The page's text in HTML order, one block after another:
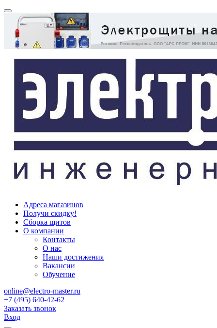
Адреса магазинов
Получи скидку!
Сборка щитов
О компании
Контакты
О нас
Наши достижения
Вакансии
Обучение
online@electro-master.ru
+7 (495) 640-42-62
Заказать звонок
Вход